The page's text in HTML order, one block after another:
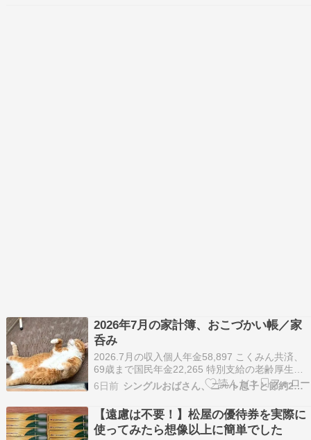
2026年7月の家計簿、おこづかい帳／家
呑み
2026.7月の収入個人年金58,897 こくみん共済、
69歳まで国民年金22,265 特別支給の老齢厚生年
金収入計81,162 2026.7月の支出水道光熱費6,197
電気1,663 都市ガス0 水道代（隔月）通信費1,081
楽天モバイル住居費23,760 管理費、ネット…
6日前 シングルおばさん、ニート息子と節約2人暮らし
【遠慮は不要！】松屋の優待券を実際に
使ってみたら想像以上に簡単でした